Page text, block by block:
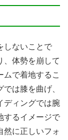
しないことで
、体勢を崩して
ムで着地するこ
は膝を曲げ、
ディングでは腕
するイメージで
然に正しいフォ